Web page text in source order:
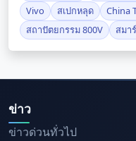
Vivo
สเปกหลุด China
สถาปัตยกรรม 800V
สมา
ข่าว
ข่าวด่วนทั่วไป